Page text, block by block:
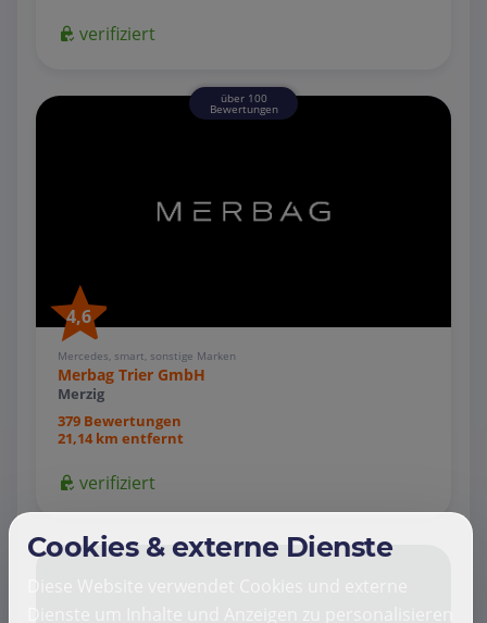
verifiziert
über 100
Bewertungen
4,6
Mercedes, smart, sonstige Marken
Merbag Trier GmbH
Merzig
379 Bewertungen
21,14 km entfernt
verifiziert
Cookies & externe Dienste